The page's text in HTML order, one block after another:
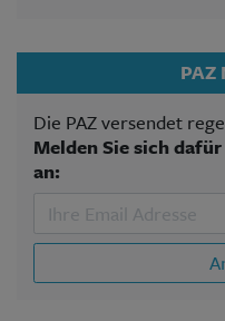
Die PAZ versendet
Melden Sie sich
an: